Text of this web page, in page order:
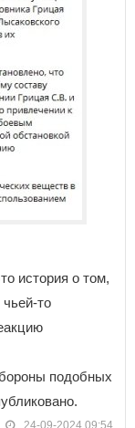
история о том,
то
подобных
24-09-2024 09:54